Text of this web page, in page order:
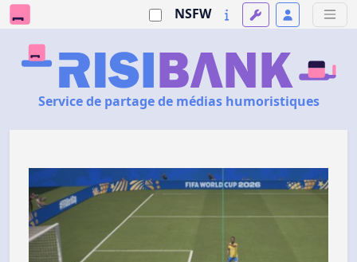
NSFW
Service de partage de médias humoristiques